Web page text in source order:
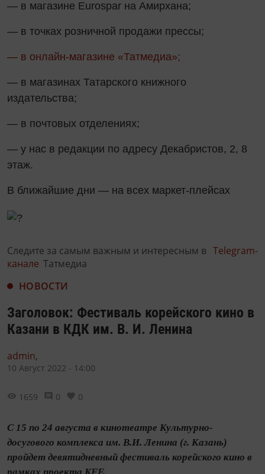
— в магазине Eurospar на Амирхана;
— в точках розничной продажи прессы;
— в онлайн-магазине «Татмедиа»;
— в магазинах Татарского книжного
издательства;
— в почтовых отделениях;
— у нас в редакции по адресу Декабристов, 2, 8
этаж.
В ближайшие дни — на всех маркет-плейсах
Следите за самым важным и интересным в Telegram-
канале Татмедиа
НОВОСТИ
Заголовок: Фестиваль корейского кино в
Казани в КДК им. В. И. Ленина
admin,
10 Август 2022 - 14:00
1659 0 0
С 15 по 24 августа в кинотеатре Культурно-
досугового комплекса им. В.И. Ленина (г. Казань)
пройдет девятидневный фестиваль корейского кино в